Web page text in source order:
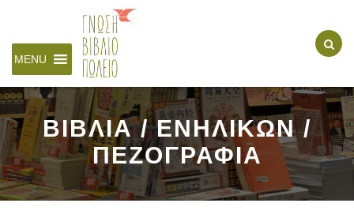
MENU
ΒΙΒΛΙΑ / ΕΝΗΛΙΚΩΝ /
ΠΕΖΟΓΡΑΦΙΑ